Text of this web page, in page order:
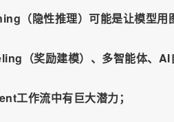
（隐性推理）可能是让模型用
（奖励建模）、多智能体、AI
工作流中有巨大潜力；